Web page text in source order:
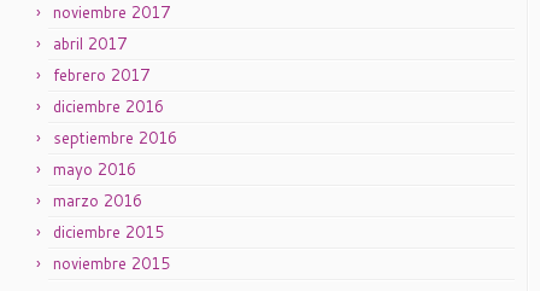
noviembre 2017
abril 2017
febrero 2017
diciembre 2016
septiembre 2016
mayo 2016
marzo 2016
diciembre 2015
noviembre 2015